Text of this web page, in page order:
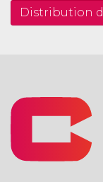
Distribution